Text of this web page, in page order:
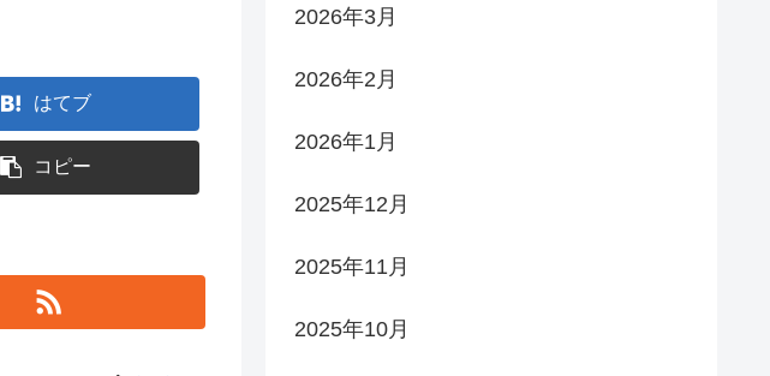
はてブ
コピー
2026年3月
2026年2月
2026年1月
2025年12月
2025年11月
2025年10月